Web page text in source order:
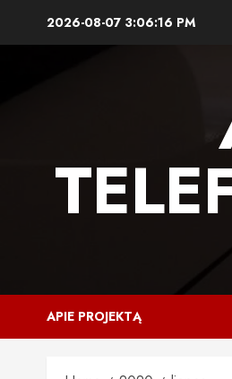
2026-08-07 3:06:16 PM
APIE PROJEKTĄ